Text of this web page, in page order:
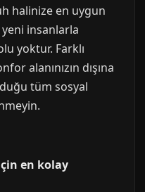
halinize en uygun
insanlarla
yoktur. Farklı
alanınızın dışına
tüm sosyal
en kolay